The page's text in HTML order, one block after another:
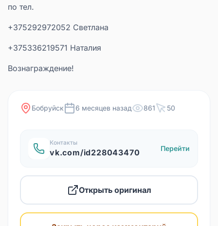
по тел.
+375292972052 Светлана
+375336219571 Наталия
Вознаграждение!
Бобруйск 6 месяцев назад 861 50
Контакты
vk.com/id228043470 Перейти
Открыть оригинал